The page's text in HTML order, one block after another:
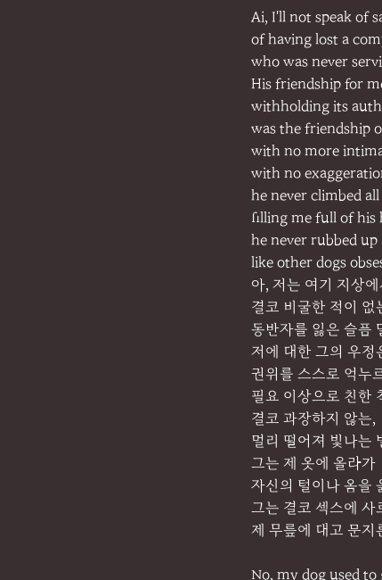
Ai, I'll not speak of
of having lost a
who was never
His friendship for
withholding its
was the friendship
with no more
with no
he never climbed
filling me full of his
he never rubbed
like other dogs
아, 저는 여기 지상
결코 비굴한 적이 없
동반자를 잃은 슬픔
저에 대한 그의 우정
권위를 스스로 억누
필요 이상으로 친한
결코 과장하지 않는,
멀리 떨어져 빛나는
그는 제 옷에 올라가
자신의 털이나 옴을
그는 결코 섹스에 사
제 무릎에 대고 문지
No, my dog used to